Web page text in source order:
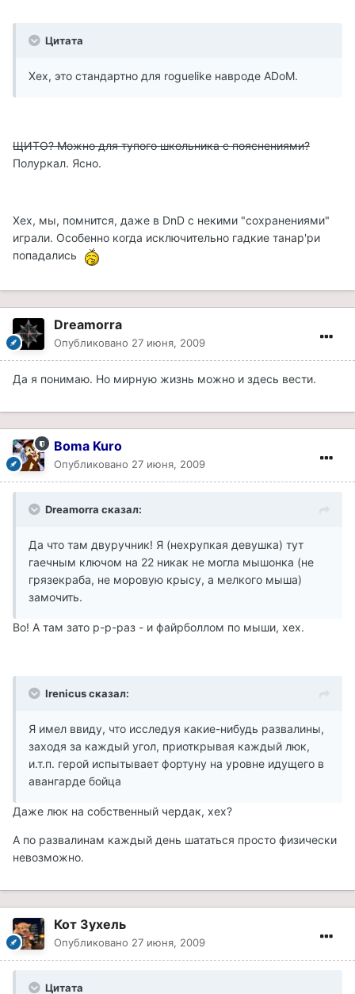
Цитата
Хех, это стандартно для roguelike навроде ADoM.
ЩИТО? Можно для тупого школьника с пояснениями?
Полуркал. Ясно.
Хех, мы, помнится, даже в DnD с некими "сохранениями"
играли. Особенно когда исключительно гадкие танар'ри
попадались
Dreamorra
Опубликовано 27 июня, 2009
Да я понимаю. Но мирную жизнь можно и здесь вести.
Boma Kuro
Опубликовано 27 июня, 2009
Dreamorra сказал:
Да что там двуручник! Я (нехрупкая девушка) тут
гаечным ключом на 22 никак не могла мышонка (не
грязекраба, не моровую крысу, а мелкого мыша)
замочить.
Во! А там зато р-р-раз - и файрболлом по мыши, хех.
Irenicus сказал:
Я имел ввиду, что исследуя какие-нибудь развалины,
заходя за каждый угол, приоткрывая каждый люк,
и.т.п. герой испытывает фортуну на уровне идущего в
авангарде бойца
Даже люк на собственный чердак, хех?
А по развалинам каждый день шататься просто физически
невозможно.
Кот Зухель
Опубликовано 27 июня, 2009
Цитата